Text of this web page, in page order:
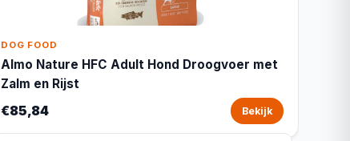
DOG FOOD
Almo Nature HFC Adult Hond Droogvoer met
Zalm en Rijst
€85,84 Bekijk